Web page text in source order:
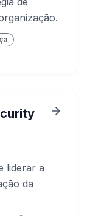
liderar a
da